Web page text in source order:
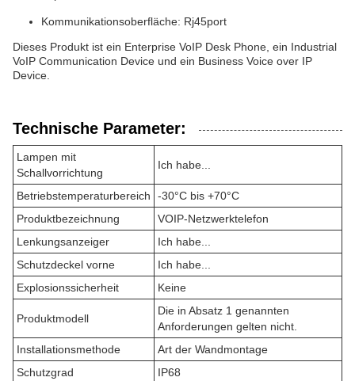
Kommunikationsoberfläche: Rj45port
Dieses Produkt ist ein Enterprise VoIP Desk Phone, ein Industrial
VoIP Communication Device und ein Business Voice over IP
Device.
Technische Parameter:
Lampen mit
Schallvorrichtung
Ich habe...
Betriebstemperaturbereich
-30°C bis +70°C
Produktbezeichnung
VOIP-Netzwerktelefon
Lenkungsanzeiger
Ich habe...
Schutzdeckel vorne
Ich habe...
Explosionssicherheit
Keine
Produktmodell
Die in Absatz 1 genannten
Anforderungen gelten nicht.
Installationsmethode
Art der Wandmontage
Schutzgrad
IP68